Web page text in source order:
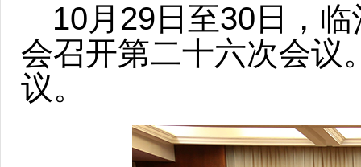
10月29日至30日，
会召开第二十六次会议
议。